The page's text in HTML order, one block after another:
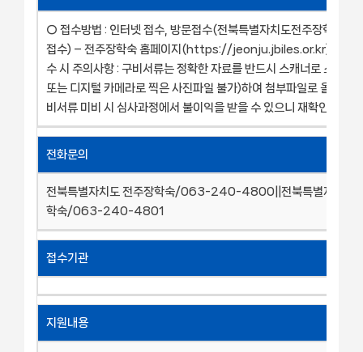
○ 접수방법 : 인터넷 접수, 방문접수(전북특별자치도전주장학숙으
접수) – 전주장학숙 홈페이지(https://jeonju.jbiles.or.kr) ※ 인
수 시 주의사항 : 구비서류는 정확한 자료를 반드시 스캐너로 스캔(스
또는 디지털 카메라로 찍은 사진파일 불가)하여 첨부파일로 올려야
비서류 미비 시 심사과정에서 불이익을 받을 수 있으니 재확인 바람
전화문의
전북특별자치도 전주장학숙/063-240-4800||전북특별자치도
학숙/063-240-4801
접수기관
지원내용